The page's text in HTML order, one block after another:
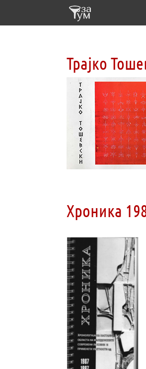
Трајко
Хроника